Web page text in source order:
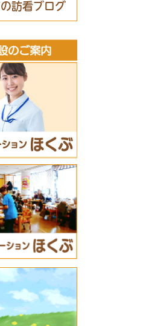
訪看ブログ